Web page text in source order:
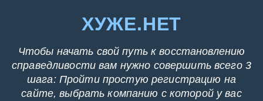
ХУЖЕ.НЕТ
Чтобы начать свой путь к восстановлению
справедливости вам нужно совершить всего 3
шага: Пройти простую регистрацию на
сайте, выбрать компанию с которой у вас